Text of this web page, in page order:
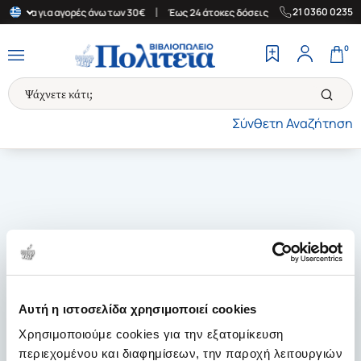
Αυτή η ιστοσελίδα χρησιμοποιεί cookies
Χρησιμοποιούμε cookies για την εξατομίκευση
περιεχομένου και διαφημίσεων, την παροχή λειτουργιών
για αγορές άνω των 30€ Έως 24 άτοκες δόσεις | Δωρεάν
21 0360 0235
Σύνθετη Αναζήτηση
0